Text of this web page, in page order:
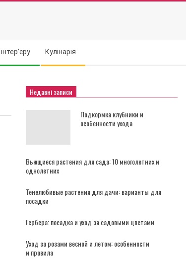
Кулінарія
Недавні записи
Подкормка клубники и
особенности ухода
Вьющиеся растения для сада: 10 многолетних и
однолетних
Тенелюбивые растения для дачи: варианты для
посадки
Гербера: посадка и уход за садовыми цветами
Уход за розами весной и летом: особенности
и правила